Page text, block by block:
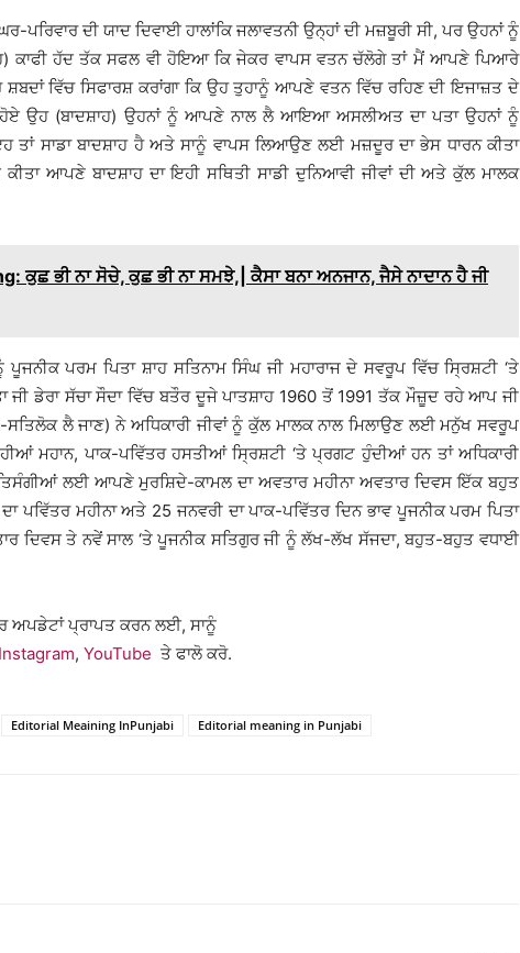
ਪਰਿਵਾਰ ਦੀ ਯਾਦ ਦਿਵਾਈ ਹਾਲਾਂਕਿ ਜਲਾਵਤਨੀ ਉਨ੍ਹਾਂ ਦੀ ਮਜ਼ਬੂਰੀ ਸੀ, ਪਰ ਉਹਨਾਂ ਨੂੰ
ਕਾਫੀ ਹੱਦ ਤੱਕ ਸਫਲ ਵੀ ਹੋਇਆ ਕਿ ਜੇਕਰ ਵਾਪਸ ਵਤਨ ਚੱਲੋਗੇ ਤਾਂ ਮੈਂ ਆਪਣੇ ਪਿਆਰੇ
ਵਿੱਚ ਸਿਫਾਰਸ਼ ਕਰਾਂਗਾ ਕਿ ਉਹ ਤੁਹਾਨੂੰ ਆਪਣੇ ਵਤਨ ਵਿੱਚ ਰਹਿਣ ਦੀ ਇਜਾਜ਼ਤ ਦੇ
ਉਹ (ਬਾਦਸ਼ਾਹ) ਉਹਨਾਂ ਨੂੰ ਆਪਣੇ ਨਾਲ ਲੈ ਆਇਆ ਅਸਲੀਅਤ ਦਾ ਪਤਾ ਉਹਨਾਂ ਨੂੰ
ਤਾਂ ਸਾਡਾ ਬਾਦਸ਼ਾਹ ਹੈ ਅਤੇ ਸਾਨੂੰ ਵਾਪਸ ਲਿਆਉਣ ਲਈ ਮਜ਼ਦੂਰ ਦਾ ਭੇਸ ਧਾਰਨ ਕੀਤਾ
ਆਪਣੇ ਬਾਦਸ਼ਾਹ ਦਾ ਇਹੀ ਸਥਿਤੀ ਸਾਡੀ ਦੁਨਿਆਵੀ ਜੀਵਾਂ ਦੀ ਅਤੇ ਕੁੱਲ ਮਾਲਕ
ਕੁਛ ਭੀ ਨਾ ਸੋਚੇ, ਕੁਛ ਭੀ ਨਾ ਸਮਝੇ,| ਕੈਸਾ ਬਨਾ ਅਨਜਾਨ, ਜੈਸੇ ਨਾਦਾਨ ਹੈ ਜੀ
ਪਰਮ ਪਿਤਾ ਸ਼ਾਹ ਸਤਿਨਾਮ ਸਿੰਘ ਜੀ ਮਹਾਰਾਜ ਦੇ ਸਵਰੂਪ ਵਿੱਚ ਸ੍ਰਿਸ਼ਟੀ ‘ਤੇ
ਜੀ ਡੇਰਾ ਸੱਚਾ ਸੌਦਾ ਵਿੱਚ ਬਤੌਰ ਦੂਜੇ ਪਾਤਸ਼ਾਹ 1960 ਤੋਂ 1991 ਤੱਕ ਮੌਜ਼ੂਦ ਰਹੇ ਆਪ ਜੀ
ਲੈ ਜਾਣ) ਨੇ ਅਧਿਕਾਰੀ ਜੀਵਾਂ ਨੂੰ ਕੁੱਲ ਮਾਲਕ ਨਾਲ ਮਿਲਾਉਣ ਲਈ ਮਨੁੱਖ ਸਵਰੂਪ
ਮਹਾਨ, ਪਾਕ-ਪਵਿੱਤਰ ਹਸਤੀਆਂ ਸ੍ਰਿਸ਼ਟੀ ‘ਤੇ ਪ੍ਰਗਟ ਹੁੰਦੀਆਂ ਹਨ ਤਾਂ ਅਧਿਕਾਰੀ
ਲਈ ਆਪਣੇ ਮੁਰਸ਼ਿਦੇ-ਕਾਮਲ ਦਾ ਅਵਤਾਰ ਮਹੀਨਾ ਅਵਤਾਰ ਦਿਵਸ ਇੱਕ ਬਹੁਤ
ਪਵਿੱਤਰ ਮਹੀਨਾ ਅਤੇ 25 ਜਨਵਰੀ ਦਾ ਪਾਕ-ਪਵਿੱਤਰ ਦਿਨ ਭਾਵ ਪੂਜਨੀਕ ਪਰਮ ਪਿਤਾ
ਦਿਵਸ ਤੇ ਨਵੇਂ ਸਾਲ ‘ਤੇ ਪੂਜਨੀਕ ਸਤਿਗੁਰ ਜੀ ਨੂੰ ਲੱਖ-ਲੱਖ ਸੱਜਦਾ, ਬਹੁਤ-ਬਹੁਤ ਵਧਾਈ
ਅਪਡੇਟਾਂ ਪ੍ਰਾਪਤ ਕਰਨ ਲਈ, ਸਾਨੂੰ
Instagram, YouTube ਤੇ ਫਾਲੋ ਕਰੋ.
Editorial Meaining InPunjabi Editorial meaning in Punjabi